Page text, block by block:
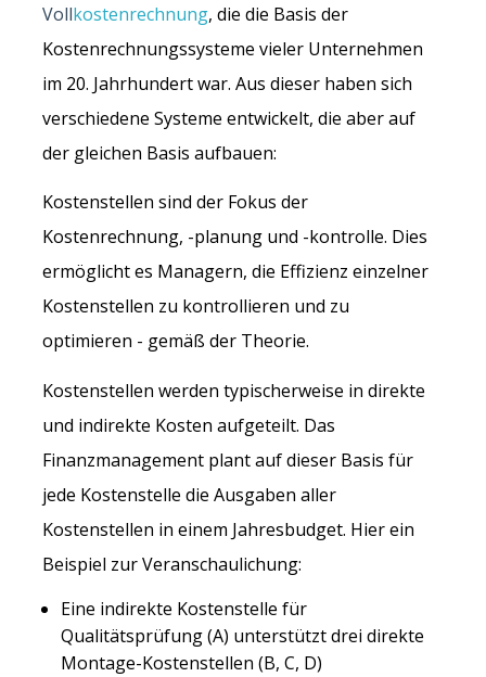
Vollkostenrechnung, die die Basis der
Kostenrechnungssysteme vieler Unternehmen
im 20. Jahrhundert war. Aus dieser haben sich
verschiedene Systeme entwickelt, die aber auf
der gleichen Basis aufbauen:
Kostenstellen sind der Fokus der
Kostenrechnung, -planung und -kontrolle. Dies
ermöglicht es Managern, die Effizienz einzelner
Kostenstellen zu kontrollieren und zu
optimieren - gemäß der Theorie.
Kostenstellen werden typischerweise in direkte
und indirekte Kosten aufgeteilt. Das
Finanzmanagement plant auf dieser Basis für
jede Kostenstelle die Ausgaben aller
Kostenstellen in einem Jahresbudget. Hier ein
Beispiel zur Veranschaulichung:
Eine indirekte Kostenstelle für
Qualitätsprüfung (A) unterstützt drei direkte
Montage-Kostenstellen (B, C, D)